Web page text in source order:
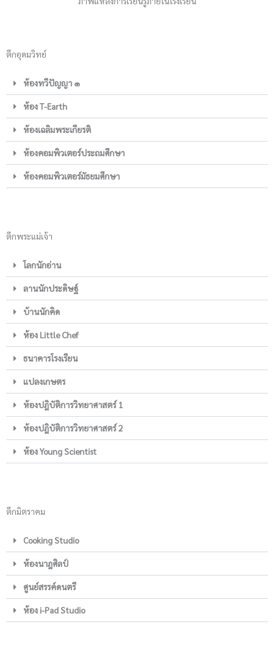
ตึกอุดมวิทย์
ห้องทวีปัญญา ๑
ห้อง T-Earth
ห้องเฉลิมพระเกียรติ
ห้องคอมพิวเตอร์ประถมศึกษา
ห้องคอมพิวเตอร์มัธยมศึกษา
ตึกพระแม่เจ้า
โลกนักอ่าน
ลานนักประดิษฐ์
บ้านนักคิด
ห้อง Little Chef
ธนาคารโรงเรียน
แปลงเกษตร
ห้องปฎิบัติการวิทยาศาสตร์ 1
ห้องปฎิบัติการวิทยาศาสตร์ 2
ห้อง Young Scientist
ตึกมิตราคม
Cooking Studio
ห้องนาฎศิลป์
ศูนย์สรรค์ดนตรี
ห้อง i-Pad Studio